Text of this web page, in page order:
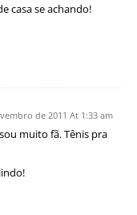
casa se achando!
de 2011 At 1:33 am
muito fã. Tênis pra